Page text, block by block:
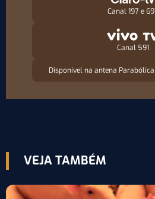
Canal 197 e
Canal 591
Disponível na antena
VEJA TAMBÉM